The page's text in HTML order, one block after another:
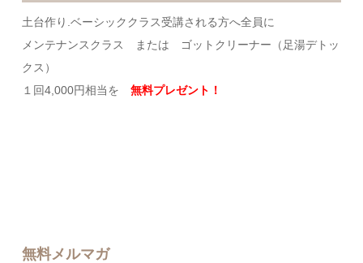
土台作り.ベーシッククラス受講される方へ全員に
メンテナンスクラス または ゴットクリーナー（足湯デトッ
クス）
１回4,000円相当を無料プレゼント！
無料メルマガ